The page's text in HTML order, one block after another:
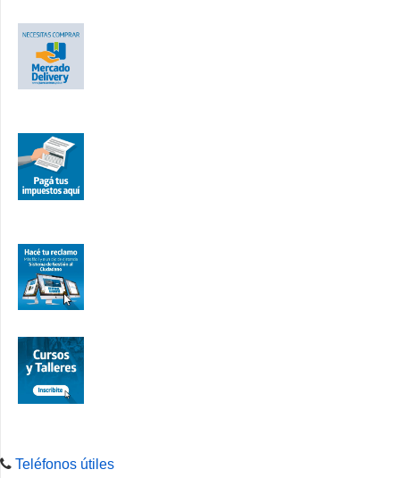
Teléfonos útiles